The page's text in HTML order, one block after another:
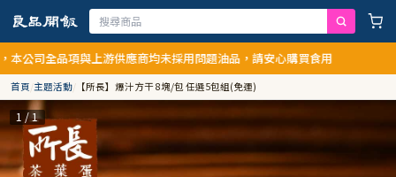
全品項與上游供應商均未採用問題油品，請安心購買食用
首頁/主題活動/ 【所長】爆汁方干 8塊/包 任選5包組(免運)
1 / 1